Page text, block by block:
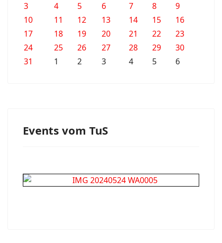
3
4 5 6 7 8
9
10
11 12 13 14 15
16
17
18 19 20 21 22
23
24
25 26 27 28 29
30
31
1 2 3 4 5 6
Events vom TuS